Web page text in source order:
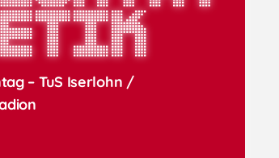
– TuS Iserlohn /